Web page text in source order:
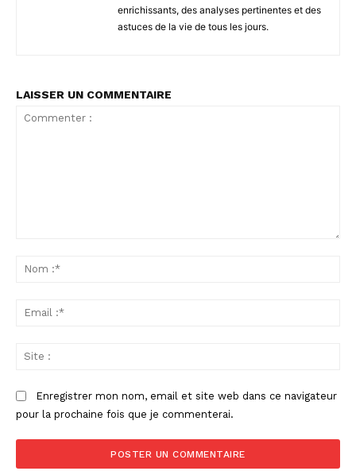
enrichissants, des analyses pertinentes et des
astuces de la vie de tous les jours.
LAISSER UN COMMENTAIRE
Enregistrer mon nom, email et site web dans ce navigateur
pour la prochaine fois que je commenterai.